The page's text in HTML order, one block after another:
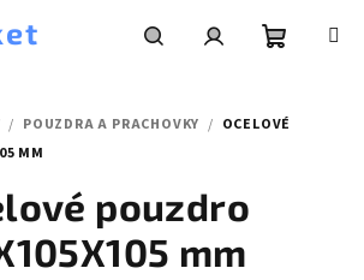
/ POUZDRA A PRACHOVKY / OCELOVÉ
MM
pouzdro
mm